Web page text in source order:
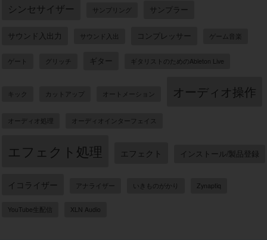
シンセサイザー サンプリング サンプラー
サウンド入出力 サウンド入出 コンプレッサー ゲーム音楽
ゲート グリッチ ギター ギタリストのためのAbleton Live
キック カットアップ オートメーション オーディオ操作
オーディオ処理 オーディオインターフェイス
エフェクト処理 エフェクト インストール/製品登録
イコライザー アナライザー いきものがかり Zynaptiq
YouTube生配信 XLN Audio